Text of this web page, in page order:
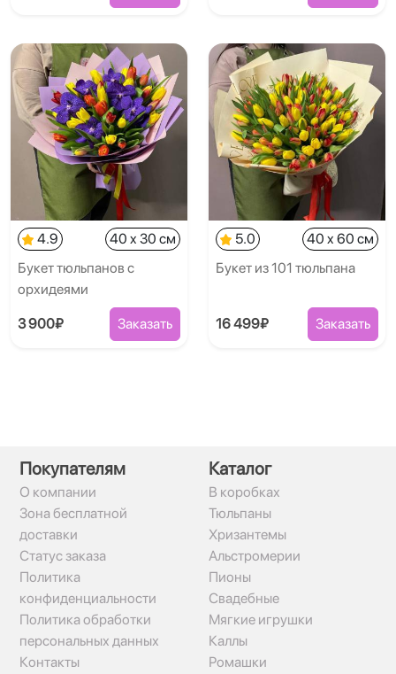
4.9
40 x 30 см
Букет тюльпанов с
орхидеями
3 900₽ Заказать
5.0
40 x 60 см
Букет из 101 тюльпана
16 499₽ Заказать
Покупателям
О компании
Зона бесплатной
доставки
Статус заказа
Политика
конфиденциальности
Политика обработки
персональных данных
Контакты
Каталог
В коробках
Тюльпаны
Хризантемы
Альстромерии
Пионы
Свадебные
Мягкие игрушки
Каллы
Ромашки